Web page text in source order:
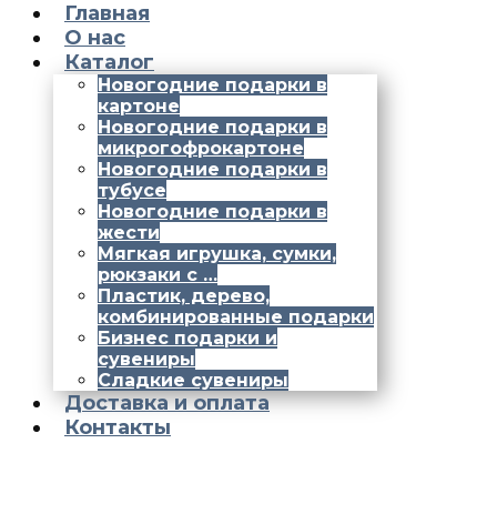
Главная
О нас
Каталог
Новогодние подарки в
картоне
Новогодние подарки в
микрогофрокартоне
Новогодние подарки в
тубусе
Новогодние подарки в
жести
Мягкая игрушка, сумки,
рюкзаки с …
Пластик, дерево,
комбинированные подарки
Бизнес подарки и
сувениры
Сладкие сувениры
Доставка и оплата
Контакты